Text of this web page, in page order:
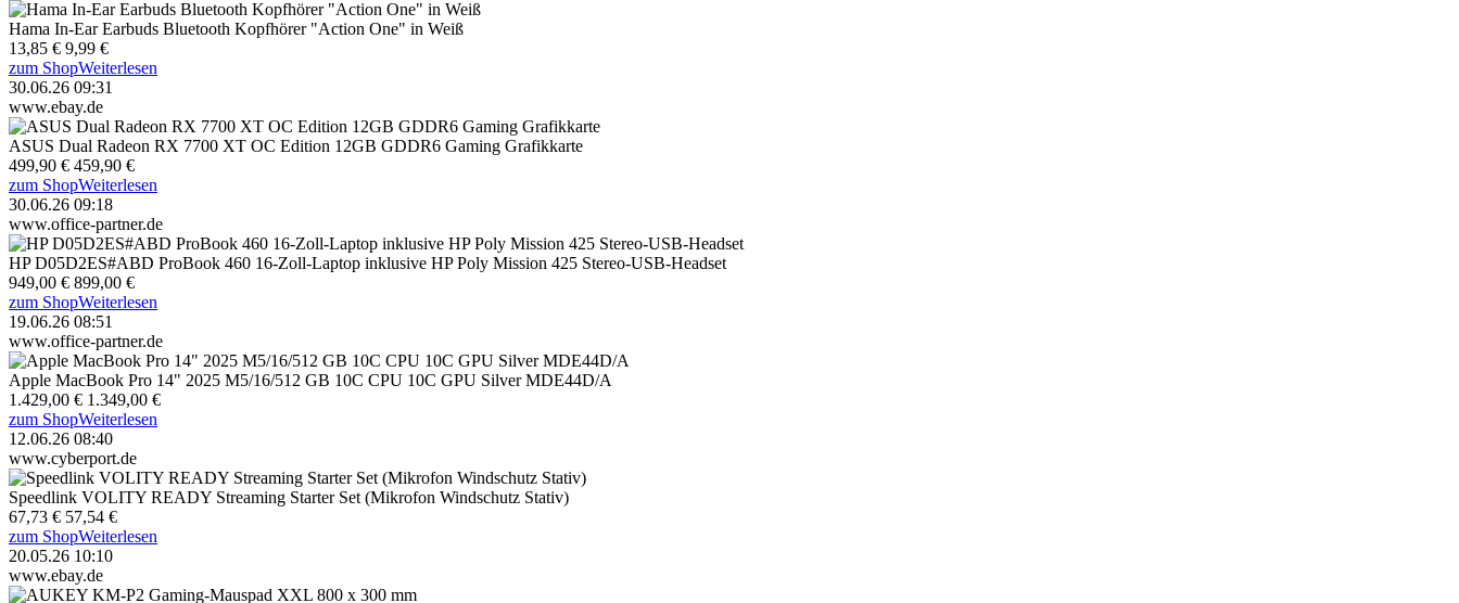
Hama In-Ear Earbuds Bluetooth Kopfhörer "Action One" in Weiß
13,85 € 9,99 €
zum ShopWeiterlesen
30.06.26 09:31
www.ebay.de
ASUS Dual Radeon RX 7700 XT OC Edition 12GB GDDR6 Gaming Grafikkarte
499,90 € 459,90 €
zum ShopWeiterlesen
30.06.26 09:18
www.office-partner.de
HP D05D2ES#ABD ProBook 460 16-Zoll-Laptop inklusive HP Poly Mission 425 Stereo-USB-Headset
949,00 € 899,00 €
zum ShopWeiterlesen
19.06.26 08:51
www.office-partner.de
Apple MacBook Pro 14" 2025 M5/16/512 GB 10C CPU 10C GPU Silver MDE44D/A
1.429,00 € 1.349,00 €
zum ShopWeiterlesen
12.06.26 08:40
www.cyberport.de
Speedlink VOLITY READY Streaming Starter Set (Mikrofon Windschutz Stativ)
67,73 € 57,54 €
zum ShopWeiterlesen
20.05.26 10:10
www.ebay.de